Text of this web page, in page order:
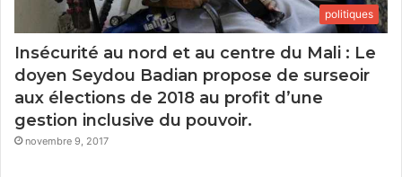
politiques
Insécurité au nord et au centre du Mali : Le
doyen Seydou Badian propose de surseoir
aux élections de 2018 au profit d’une
gestion inclusive du pouvoir.
novembre 9, 2017